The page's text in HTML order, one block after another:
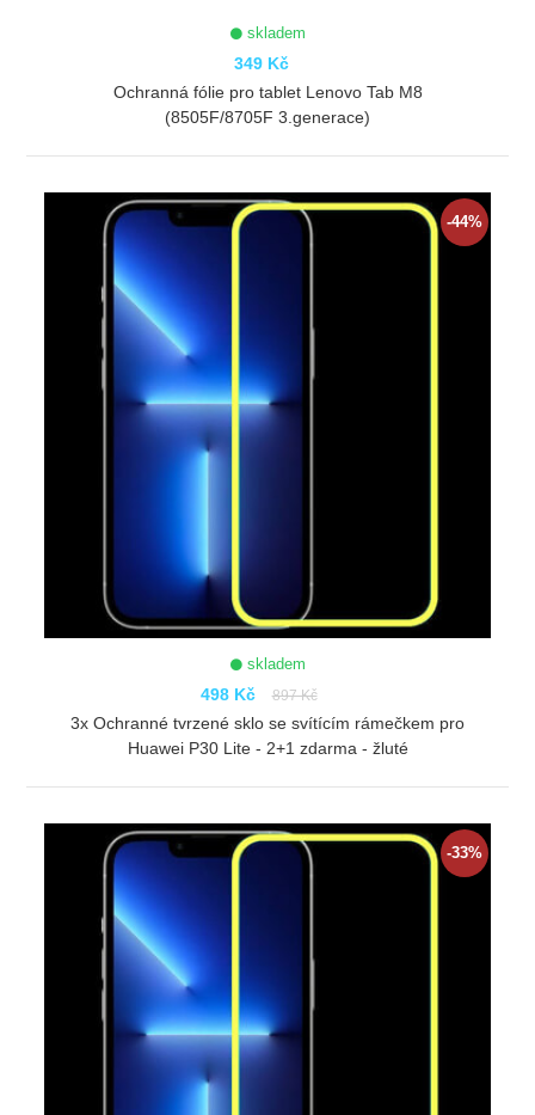
skladem
349 Kč
ZOBRAZIT
Ochranná fólie pro tablet Lenovo Tab M8
(8505F/8705F 3.generace)
-44%
skladem
498 Kč 897 Kč
ZOBRAZIT
3x Ochranné tvrzené sklo se svítícím rámečkem pro
Huawei P30 Lite - 2+1 zdarma - žluté
-33%